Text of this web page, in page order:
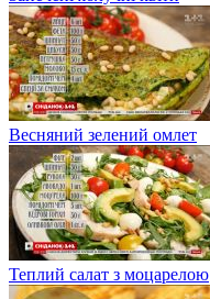
Весняний зелений омлет
Теплий салат з моцарелою